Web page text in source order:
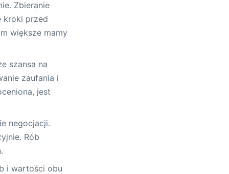
Zbieranie
kroki przed
większe mamy
szansa na
zaufania i
jest
negocjacji.
Rób
i wartości obu